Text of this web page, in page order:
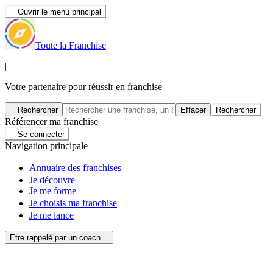
Ouvrir le menu principal
Toute la Franchise
|
Votre partenaire pour réussir en franchise
Rechercher Effacer Rechercher
Référencer ma franchise
Se connecter
Navigation principale
Annuaire des franchises
Je découvre
Je me forme
Je choisis ma franchise
Je me lance
Etre rappelé par un coach